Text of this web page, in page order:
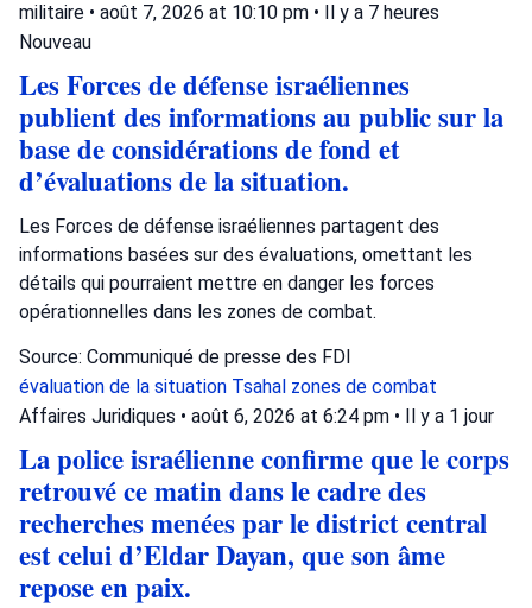
militaire • août 7, 2026 at 10:10 pm • Il y a 7 heures
Nouveau
Les Forces de défense israéliennes
publient des informations au public sur la
base de considérations de fond et
d’évaluations de la situation.
Les Forces de défense israéliennes partagent des
informations basées sur des évaluations, omettant les
détails qui pourraient mettre en danger les forces
opérationnelles dans les zones de combat.
Source: Communiqué de presse des FDI
évaluation de la situation Tsahal zones de combat
Affaires Juridiques • août 6, 2026 at 6:24 pm • Il y a 1 jour
La police israélienne confirme que le corps
retrouvé ce matin dans le cadre des
recherches menées par le district central
est celui d’Eldar Dayan, que son âme
repose en paix.